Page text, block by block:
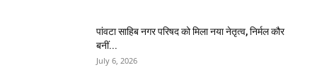
पांवटा साहिब नगर परिषद को मिला नया नेतृत्व, निर्मल कौर
बनीं...
July 6, 2026